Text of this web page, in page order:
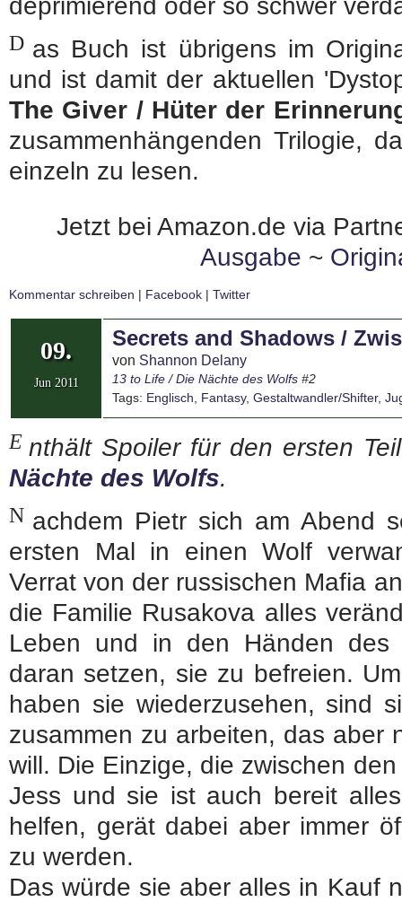
D as Buch ist übrigens im
und ist damit der aktuellen
The Giver / Hüter der
zusammenhängenden Trilogie,
einzeln zu lesen.
Jetzt bei Amazon.de via
Ausgabe ~
Kommentar schreiben | Facebook | Twitter
09.
Jun 2011
Secrets and Shadows /
von Shannon Delany
13 to Life / Die Nächte des Wolfs #2
Tags: Englisch, Fantasy, Gestaltwandler/Shifter,
E nthält Spoiler für den ersten
Nächte des Wolfs.
N achdem Pietr sich am Abend
ersten Mal in einen Wolf
Verrat von der russischen Mafia
die Familie Rusakova alles
Leben und in den Händen
daran setzen, sie zu befreien.
haben sie wiederzusehen, sind
zusammen zu arbeiten, das aber
will. Die Einzige, die zwischen
Jess und sie ist auch bereit
helfen, gerät dabei aber immer
zu werden.
Das würde sie aber alles in Kauf